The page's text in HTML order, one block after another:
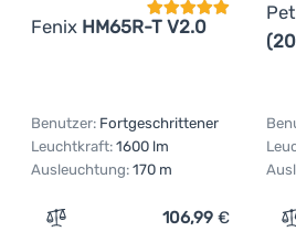
Fenix HM65R-T V2.0
Benutzer: Fortgeschrittener
Leuchtkraft: 1600 lm
Ausleuchtung: 170 m
Zum Vergleich 'Stirnlampe
106,99 €